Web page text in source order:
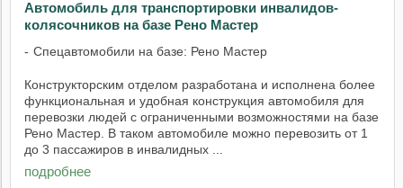
Автомобиль для транспортировки инвалидов-
колясочников на базе Рено Мастер
Спецавтомобили на базе: Рено Мастер
Конструкторским отделом разработана и исполнена более
функциональная и удобная конструкция автомобиля для
перевозки людей с ограниченными возможностями на базе
Рено Мастер. В таком автомобиле можно перевозить от 1
до 3 пассажиров в инвалидных ...
подробнее